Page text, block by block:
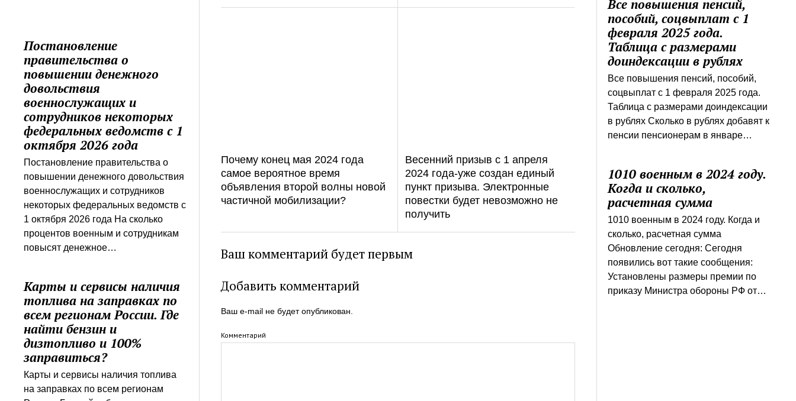
Постановление
правительства о
повышении денежного
довольствия
военнослужащих и
сотрудников некоторых
федеральных ведомств с 1
октября 2026 года
Постановление правительства о
повышении денежного довольствия
военнослужащих и сотрудников
некоторых федеральных ведомств с
1 октября 2026 года На сколько
процентов военным и сотрудникам
повысят денежное…
Карты и сервисы наличия
топлива на заправках по
всем регионам России. Где
найти бензин и
дизтопливо и 100%
заправиться?
Карты и сервисы наличия топлива
на заправках по всем регионам
Почему конец мая 2024 года
самое вероятное время
объявления второй волны новой
частичной мобилизации?
Весенний призыв с 1 апреля
2024 года-уже создан единый
пункт призыва. Электронные
повестки будет невозможно не
получить
Ваш комментарий будет первым
Добавить комментарий
Ваш e-mail не будет опубликован.
Комментарий
Все повышения пенсий,
пособий, соцвыплат с 1
февраля 2025 года.
Таблица с размерами
доиндексации в рублях
Все повышения пенсий, пособий,
соцвыплат с 1 февраля 2025 года.
Таблица с размерами доиндексации
в рублях Сколько в рублях добавят к
пенсии пенсионерам в январе…
1010 военным в 2024 году.
Когда и сколько,
расчетная сумма
1010 военным в 2024 году. Когда и
сколько, расчетная сумма
Обновление сегодня: Сегодня
появились вот такие сообщения:
Установлены размеры премии по
приказу Министра обороны РФ от…